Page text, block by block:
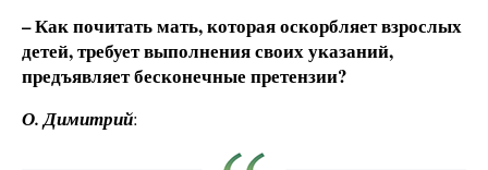
– Как почитать мать, которая оскорбляет взрослых
детей, требует выполнения своих указаний,
предъявляет бесконечные претензии?
О. Димитрий: